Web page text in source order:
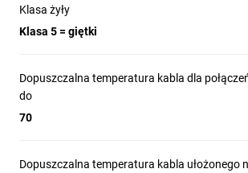
Klasa żyły
Klasa 5 = giętki
Dopuszczalna temperatura kabla dla
do
70
Dopuszczalna temperatura kabla ułożonego